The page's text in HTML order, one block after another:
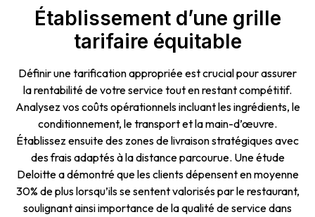
Établissement d’une grille
tarifaire équitable
Définir une tarification appropriée est crucial pour assurer
la rentabilité de votre service tout en restant compétitif.
Analysez vos coûts opérationnels incluant les ingrédients, le
conditionnement, le transport et la main-d’œuvre.
Établissez ensuite des zones de livraison stratégiques avec
des frais adaptés à la distance parcourue. Une étude
Deloitte a démontré que les clients dépensent en moyenne
30% de plus lorsqu’ils se sentent valorisés par le restaurant,
soulignant ainsi importance de la qualité de service dans